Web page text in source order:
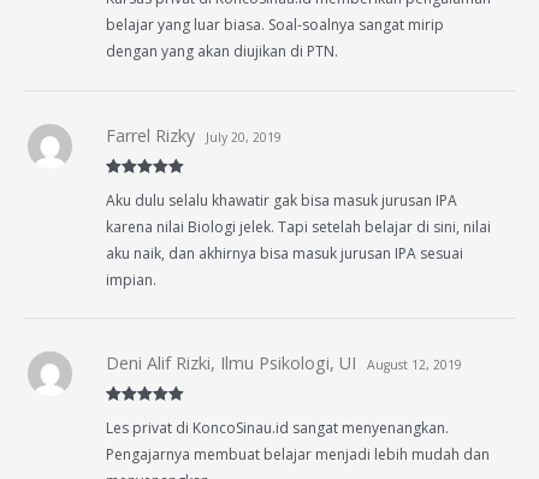
belajar yang luar biasa. Soal-soalnya sangat mirip
dengan yang akan diujikan di PTN.
of 5
Farrel Rizky July 20, 2019
Aku dulu selalu khawatir gak bisa masuk jurusan IPA
karena nilai Biologi jelek. Tapi setelah belajar di sini, nilai
aku naik, dan akhirnya bisa masuk jurusan IPA sesuai
impian.
of 5
Deni Alif Rizki, Ilmu Psikologi, UI August 12, 2019
Les privat di KoncoSinau.id sangat menyenangkan.
Pengajarnya membuat belajar menjadi lebih mudah dan